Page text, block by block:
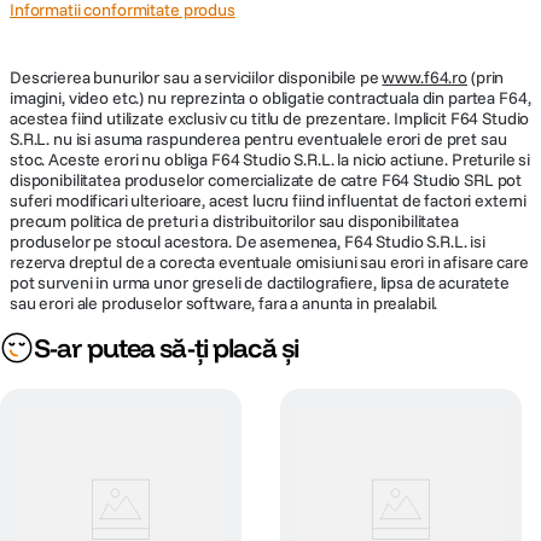
HDMI ARC/eARC, iesire audio optica S/PDIF, iesire casti, Wi-Fi 6E,
Conexiune smartphone: Nu
Caracteristici avansate
Securitate: Protectie Kensington
Moduri culoare 2D: Dinamic, Natural, Cinema, Vivid
Functii: 4K Enhancement, AIPQ (AI Picture Quality), AISR (AI Super
Resolution), corectie geometrica Arc Correction, pornire automata,
cautare automata sursa, difuzor integrat, compatibil CEC, Chromecast
integrat, de-conturare, zoom digital, amplificator dinamic de culoare,
interpolare cadre, Game Mode, contrast local, durata lunga de viata a
sursei de lumina, Point Correction, Quick Corner, conectare LAN wireless
Moduri imagine: Cinema, Dinamic, Natural, Vivid
General
Nivel zgomot: 29 dB (Normal), 18 dB (Economic)
Umiditate operare: 20% - 80%
Informatii conformitate produs
Descrierea bunurilor sau a serviciilor disponibile pewww.f64.ro(prin
imagini, video etc.) nu reprezinta o obligatie contractuala din partea F64,
acestea fiind utilizate exclusiv cu titlu de prezentare. Implicit F64 Studio
S.R.L. nu isi asuma raspunderea pentru eventualele erori de pret sau
stoc. Aceste erori nu obliga F64 Studio S.R.L. la nicio actiune. Preturile si
disponibilitatea produselor comercializate de catre F64 Studio SRL pot
suferi modificari ulterioare, acest lucru fiind influentat de factori externi
precum politica de preturi a distribuitorilor sau disponibilitatea
produselor pe stocul acestora. De asemenea, F64 Studio S.R.L. isi
rezerva dreptul de a corecta eventuale omisiuni sau erori in afisare care
pot surveni in urma unor greseli de dactilografiere, lipsa de acuratete
sau erori ale produselor software, fara a anunta in prealabil.
S-ar putea să-ți placă și